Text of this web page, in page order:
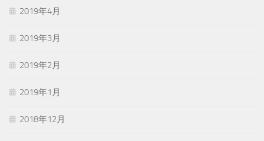
2019年4月
2019年3月
2019年2月
2019年1月
2018年12月